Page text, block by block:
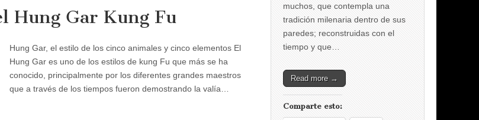
Hung Gar Kung Fu
Hung Gar, el estilo de los cinco animales y cinco elementos El
Hung Gar es uno de los estilos de kung Fu que más se ha
conocido, principalmente por los diferentes grandes maestros
que a través de los tiempos fueron demostrando la valía…
muchos, que contempla una
tradición milenaria dentro de sus
paredes; reconstruidas con el
tiempo y que…
Read more →
Comparte esto: